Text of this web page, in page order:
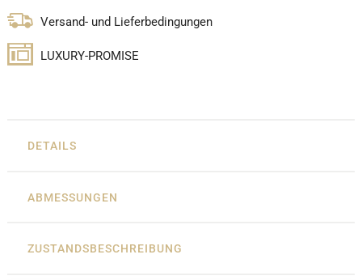
Versand- und Lieferbedingungen
LUXURY-PROMISE
DETAILS
ABMESSUNGEN
ZUSTANDSBESCHREIBUNG